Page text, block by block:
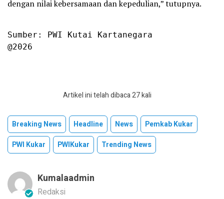
dengan nilai kebersamaan dan kepedulian,” tutupnya.
Sumber: PWI Kutai Kartanegara
@2026
Artikel ini telah dibaca 27 kali
Breaking News Headline News
Pemkab Kukar
PWI Kukar
PWIKukar Trending News
Kumalaadmin
Redaksi